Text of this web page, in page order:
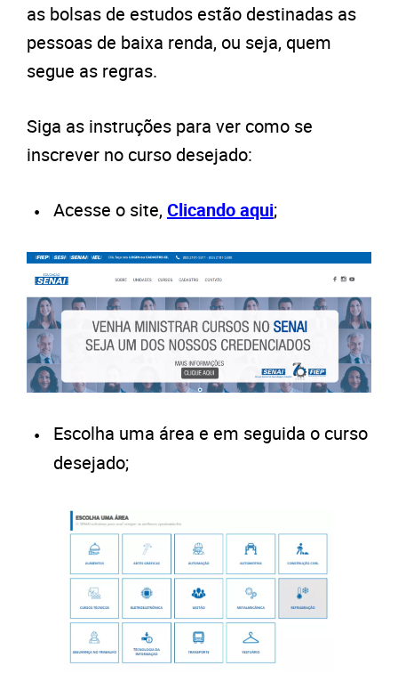
as bolsas de estudos estão destinadas as
pessoas de baixa renda, ou seja, quem
segue as regras.
Siga as instruções para ver como se
inscrever no curso desejado:
Acesse o site, Clicando aqui;
Escolha uma área e em seguida o curso
desejado;